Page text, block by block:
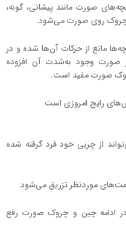
صورت مانند پیشانی، گونه،
چروک روی صورت می‌شود.
مانع از حرکات آن‌ها شده و در
صورت وجود به‌شدت آن افزوده
صورت مفید است.
رایج امروزی است.
از چربی خود فرد گرفته شده
موردنظر تزریق می‌شود.
ادامه چین و چروک صورت رفع